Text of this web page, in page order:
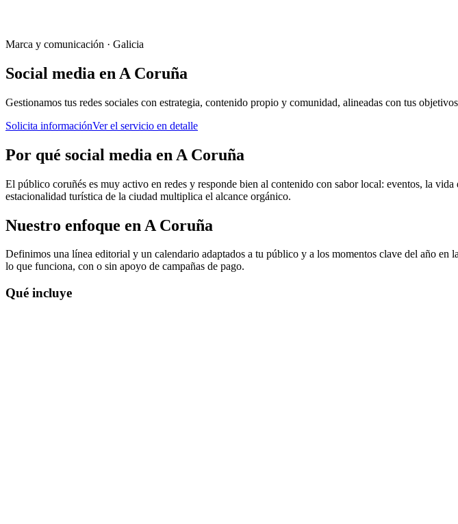
Marca y comunicación · Galicia
Social media en A Coruña
Gestionamos tus redes sociales con estrategia, contenido propio y comunidad, alineadas con tus
Solicita informaciónVer el servicio en detalle
Por qué social media en A Coruña
El público coruñés es muy activo en redes y responde bien al contenido con sabor local: eventos, la
estacionalidad turística de la ciudad multiplica el alcance orgánico.
Nuestro enfoque en A Coruña
Definimos una línea editorial y un calendario adaptados a tu público y a los momentos clave del año
lo que funciona, con o sin apoyo de campañas de pago.
Qué incluye